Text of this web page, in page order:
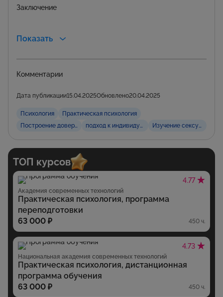
Заключение
Показать
Комментарии
Дата публикации15.04.2025Обновлено20.04.2025
Психология
Практическая психология
Построение доверительной атмосферыподход к индивидуальным потребностям
Изучение
ТОП курсов
4.77
Академия современных технологий
Практическая психология, программа
переподготовки
63 000 ₽
450 ч.
4.73
Национальная академия современных технологий
Практическая психология, дистанционная
программа обучения
63 000 ₽
450 ч.